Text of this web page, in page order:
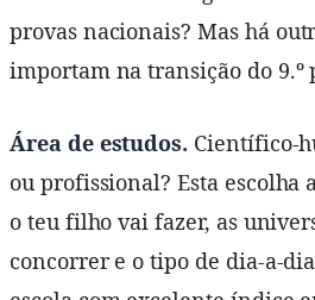
provas nacionais? Mas há
importam na transição do 9.º
Área de estudos. Científico-
ou profissional? Esta escolha
o teu filho vai fazer, as
concorrer e o tipo de dia-a-